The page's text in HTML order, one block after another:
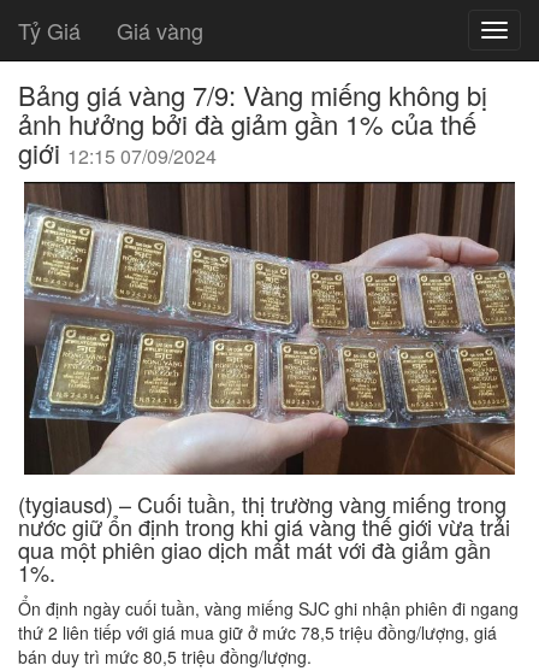
Tỷ Giá Giá vàng
Bảng giá vàng 7/9: Vàng miếng không bị
ảnh hưởng bởi đà giảm gần 1% của thế
giới 12:15 07/09/2024
(tygiausd) – Cuối tuần, thị trường vàng miếng trong
nước giữ ổn định trong khi giá vàng thế giới vừa trải
qua một phiên giao dịch mất mát với đà giảm gần
1%.
Ổn định ngày cuối tuần, vàng miếng SJC ghi nhận phiên đi ngang
thứ 2 liên tiếp với giá mua giữ ở mức 78,5 triệu đồng/lượng, giá
bán duy trì mức 80,5 triệu đồng/lượng.